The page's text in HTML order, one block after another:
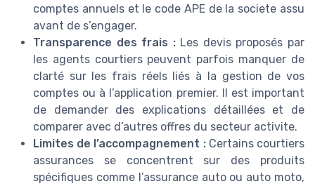
comptes annuels et le code APE de la societe assu
avant de s’engager.
Transparence des frais :Les devis proposés par
les agents courtiers peuvent parfois manquer de
clarté sur les frais réels liés à la gestion de vos
comptes ou à l’application premier. Il est important
de demander des explications détaillées et de
comparer avec d’autres offres du secteur activite.
Limites de l’accompagnement :Certains courtiers
assurances se concentrent sur des produits
spécifiques comme l’assurance auto ou auto moto,